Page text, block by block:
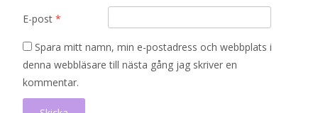
E-post *
Spara mitt namn, min e-postadress och webbplats i
denna webbläsare till nästa gång jag skriver en
kommentar.